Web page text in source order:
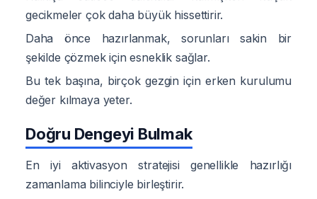
gecikmeler çok daha büyük hissettirir.
Daha önce hazırlanmak, sorunları sakin bir
şekilde çözmek için esneklik sağlar.
Bu tek başına, birçok gezgin için erken kurulumu
değer kılmaya yeter.
Doğru Dengeyi Bulmak
En iyi aktivasyon stratejisi genellikle hazırlığı
zamanlama bilinciyle birleştirir.